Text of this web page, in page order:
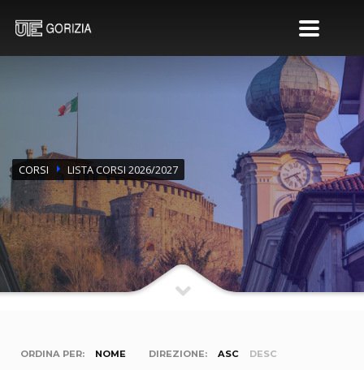
CORSI LISTA CORSI 2026/2027
ORDINA PER: NOME DIREZIONE: ASC DESC